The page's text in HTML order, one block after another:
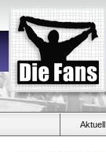
Aktuell